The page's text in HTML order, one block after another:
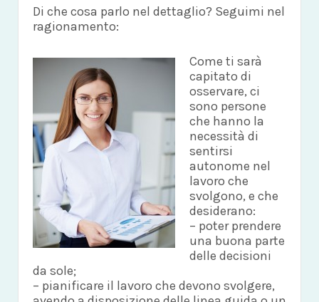
Di che cosa parlo nel dettaglio? Seguimi nel
ragionamento:
Come ti sarà
capitato di
osservare, ci
sono persone
che hanno la
necessità di
sentirsi
autonome nel
lavoro che
svolgono, e che
desiderano:
– poter prendere
una buona parte
delle decisioni
da sole;
– pianificare il lavoro che devono svolgere,